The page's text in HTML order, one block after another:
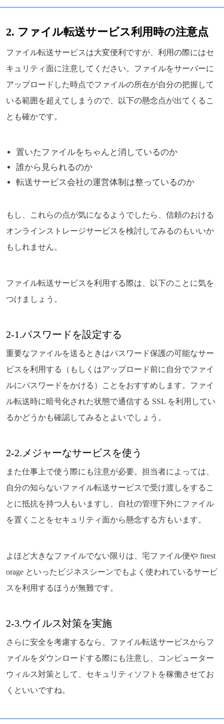
2. ファイル転送サービス利用時の注意点
ファイル転送サービスは大変便利ですが、利用の際にはセ
キュリティ面に注意してください。ファイルをサーバーに
アップロードした時点でファイルの所在が自分の把握して
いる範囲を超えてしまうので、以下の懸念点が出てくるこ
とも確かです。
置いたファイルをちゃんと消しているのか
誰から見られるのか
転送サービス会社の運営体制は整っているのか
もし、これらの点が気になるようでしたら、信頼のおける
オンラインストレージサービスを検討してみるのもいいか
もしれません。
ファイル転送サービスを利用する際は、以下のことに気を
つけましょう。
2-1.パスワードを設定する
重要なファイルを送るときはパスワード保護の可能なサー
ビスを利用する（もしくはアップロード前に自分でファイ
ルにパスワードをかける）ことをおすすめします。ファイ
ル転送時に暗号化された状態で通信する SSL を利用してい
るかどうかも確認してみるとよいでしょう。
2-2.メジャーなサービスを使う
また仕事上で使う際にも注意が必要。担当者によっては、
自分の知らないファイル転送サービスで受け渡しをするこ
とに抵抗を持つ人もいますし、自社の管理下外にファイル
を置くことをセキュリティ面から懸念する方もいます。
よほど大きなファイルでない限りは、宅ファイル便や firest
orage といったビジネスシーンでもよく使われているサービ
スを利用するほうが無難です。
2-3.ウイルス対策を実施
さらに安全を考慮するなら、ファイル転送サービスからフ
ァイルをダウンロードする際にも注意し、コンピューター
ウィルス対策として、セキュリティソフトを稼働させてお
くといいですね。